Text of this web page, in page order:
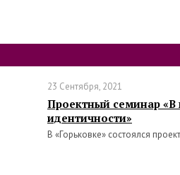
23 Сентября, 2021
Проектный семинар «В
идентичности»
В «Горьковке» состоялся